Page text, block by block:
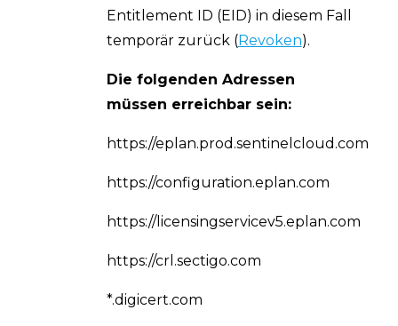
Entitlement ID (EID) in diesem Fall
temporär zurück (Revoken).
Die folgenden Adressen
müssen erreichbar sein:
https://eplan.prod.sentinelcloud.com
https://configuration.eplan.com
https://licensingservicev5.eplan.com
https://crl.sectigo.com
*.digicert.com